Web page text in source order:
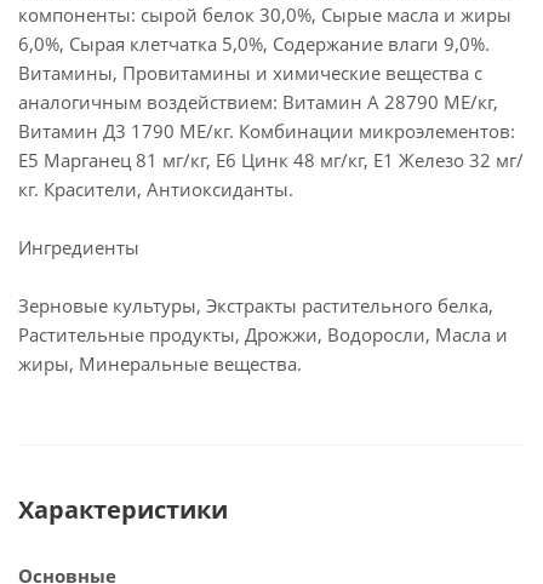
компоненты: сырой белок 30,0%, Сырые масла и жиры
6,0%, Сырая клетчатка 5,0%, Содержание влаги 9,0%.
Витамины, Провитамины и химические вещества с
аналогичным воздействием: Витамин А 28790 МЕ/кг,
Витамин Д3 1790 МЕ/кг. Комбинации микроэлементов:
Е5 Марганец 81 мг/кг, Е6 Цинк 48 мг/кг, Е1 Железо 32 мг/
кг. Красители, Антиоксиданты.
Ингредиенты
Зерновые культуры, Экстракты растительного белка,
Растительные продукты, Дрожжи, Водоросли, Масла и
жиры, Минеральные вещества.
Характеристики
Основные